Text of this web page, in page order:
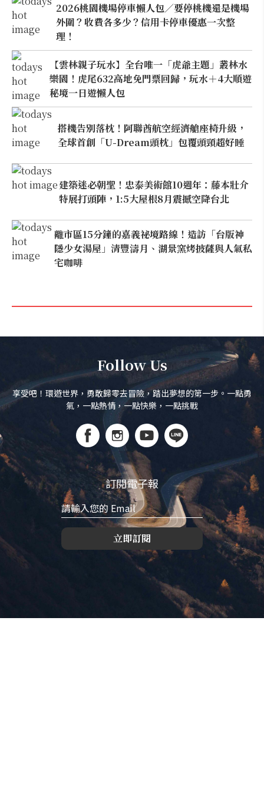
2026桃園機場停車懶人包／要停桃機還是機場
外圍？收費各多少？信用卡停車優惠一次整
理！
【雲林親子玩水】全台唯一「虎爺主題」叢林水
樂園！虎尾632高地免門票回歸，玩水＋4大順遊
秘境一日遊懶人包
搭機告別落枕！阿聯酋航空經濟艙座椅升級，
全球首創「U-Dream頭枕」包覆頭頸超好睡
建築迷必朝聖！忠泰美術館10週年：藤本壯介
特展打頭陣，1:5大屋根8月震撼空降台北
離市區15分鐘的嘉義祕境路線！造訪「台版神
隱少女湯屋」清豐濤月、湖景窯烤披薩與人氣私
宅咖啡
Follow Us
享受吧！環遊世界，勇敢歸零去冒險，踏出夢想的第一步。一點勇
氣，一點熱情，一點快樂，一點挑戰
訂閱電子報
立即訂閱